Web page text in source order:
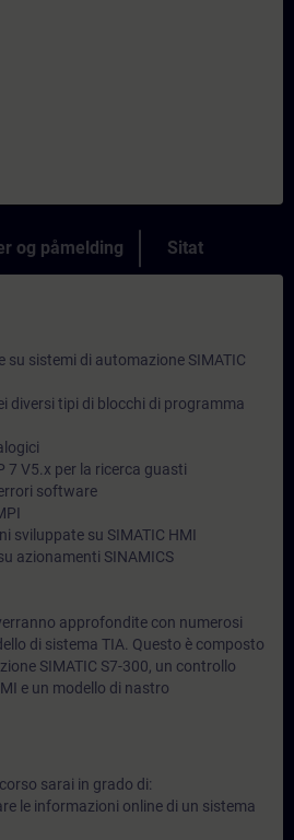
og påmelding Sitat
su sistemi di automazione SIMATIC
diversi tipi di blocchi di programma
7 V5.x per la ricerca guasti
software
sviluppate su SIMATIC HMI
azionamenti SINAMICS
approfondite con numerosi
di sistema TIA. Questo è composto
SIMATIC S7-300, un controllo
e un modello di nastro
sarai in grado di:
le informazioni online di un sistema